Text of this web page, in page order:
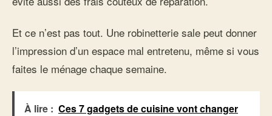
Et ce n’est pas tout. Une robinetterie sale peut donner
l’impression d’un espace mal entretenu, même si vous
faites le ménage chaque semaine.
À lire : Ces 7 gadgets de cuisine vont changer